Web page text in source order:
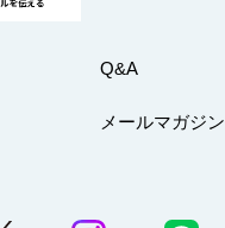
Q&A
メールマガジン